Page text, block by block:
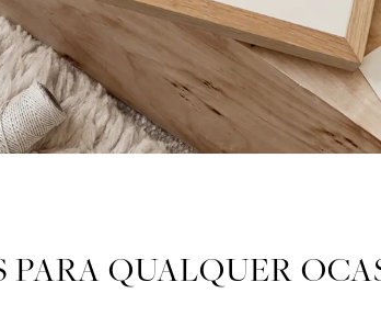
PARA QUALQUER